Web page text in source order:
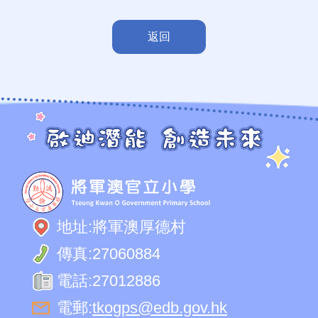
返回
地址:將軍澳厚德村
傳真:27060884
電話:27012886
電郵:tkogps@edb.gov.hk